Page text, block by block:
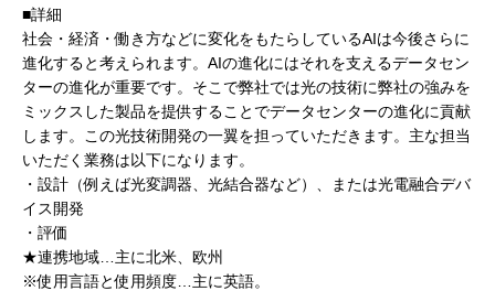
■詳細
社会・経済・働き方などに変化をもたらしているAIは今後さらに
進化すると考えられます。AIの進化にはそれを支えるデータセン
ターの進化が重要です。そこで弊社では光の技術に弊社の強みを
ミックスした製品を提供することでデータセンターの進化に貢献
します。この光技術開発の一翼を担っていただきます。主な担当
いただく業務は以下になります。
・設計（例えば光変調器、光結合器など）、または光電融合デバ
イス開発
・評価
★連携地域…主に北米、欧州
※使用言語と使用頻度…主に英語。